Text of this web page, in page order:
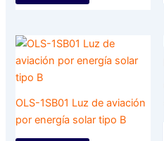
OLS-1SB01 Luz de aviación
por energía solar tipo B